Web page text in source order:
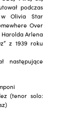
podczas
w Olivia Star
Over
Harolda Arlena
z 1939 roku
następujące
(tenor solo: